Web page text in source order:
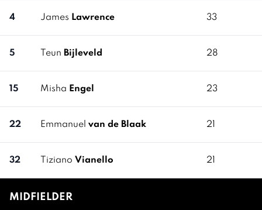
4 James Lawrence 33
5 Teun Bijleveld 28
15 Misha Engel 23
22 Emmanuel van de Blaak 21
32 Tiziano Vianello 21
MIDFIELDER